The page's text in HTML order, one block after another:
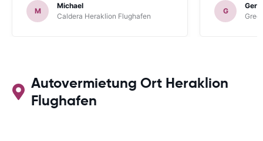
M
Michael
Caldera Heraklion Flughafen
G
Autovermietung Ort Heraklion
Flughafen